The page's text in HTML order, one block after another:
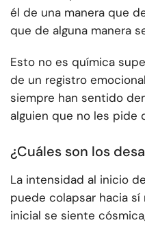
él de una manera que
que de alguna manera
Esto no es química
de un registro
siempre han sentido
alguien que no les pide
¿Cuáles son los
La intensidad al inicio
puede colapsar hacia sí
inicial se siente